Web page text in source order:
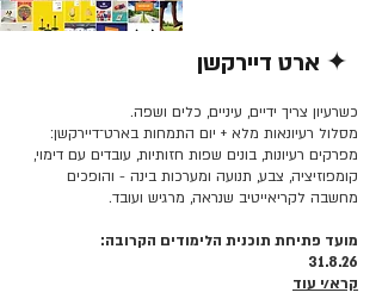
✦ ארט דיירקשן
כשרעיון צריך ידיים, עיניים, כלים ושפה.
מסלול רעיונאות מלא + יום התמחות בארט־דיירקשן:
מפרקים רעיונות, בונים שפות חזותיות, עובדים עם דימוי,
קומפוזיציה, צבע, תנועה ומערכות בינה - והופכים
מחשבה לקריאייטיב שנראה, מרגיש ועובד.
מועד פתיחת תוכנית הלימודים הקרובה:
31.8.26
קרא/י עוד